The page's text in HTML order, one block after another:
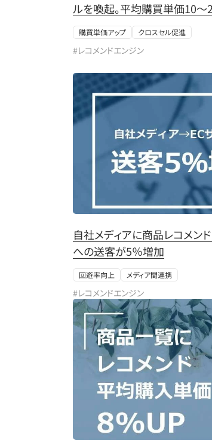
ルを喚起。平均購買単価10～
購買単価アップ クロスセル促進
#レコメンドエンジン
自社メディアに商品レコメン
への送客が5％増加
回遊率向上 メディア間連携
#レコメンドエンジン